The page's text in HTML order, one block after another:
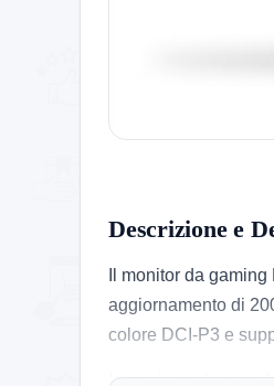
Descrizione e
Il monitor da
aggiornamento di
colore DCI-P3 e
In aggiunta, la